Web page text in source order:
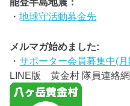
・地球守活動募金先
メルマガ始めました:
・サポーター会員募集中(月
LINE版 黄金村 隊員連絡網